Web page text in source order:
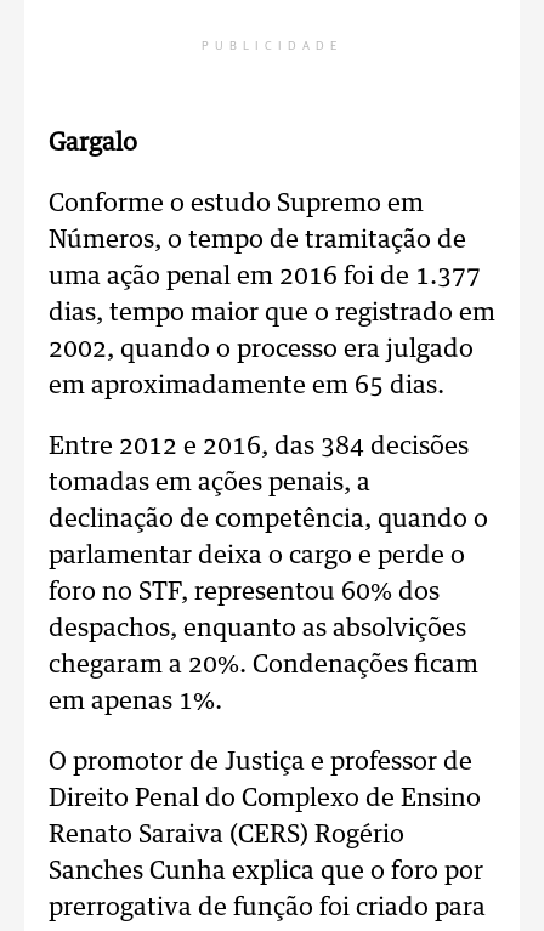
PUBLICIDADE
Gargalo
Conforme o estudo Supremo em
Números, o tempo de tramitação de
uma ação penal em 2016 foi de 1.377
dias, tempo maior que o registrado em
2002, quando o processo era julgado
em aproximadamente em 65 dias.
Entre 2012 e 2016, das 384 decisões
tomadas em ações penais, a
declinação de competência, quando o
parlamentar deixa o cargo e perde o
foro no STF, representou 60% dos
despachos, enquanto as absolvições
chegaram a 20%. Condenações ficam
em apenas 1%.
O promotor de Justiça e professor de
Direito Penal do Complexo de Ensino
Renato Saraiva (CERS) Rogério
Sanches Cunha explica que o foro por
prerrogativa de função foi criado para